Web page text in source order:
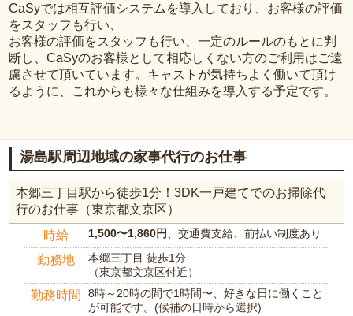
CaSyでは相互評価システムを導入しており、お客様の評価
をスタッフも行い、
お客様の評価をスタッフも行い、一定のルールのもとに判
断し、CaSyのお客様として相応しくない方のご利用はご遠
慮させて頂いています。キャストが気持ちよく働いて頂け
るように、これからも様々な仕組みを導入する予定です。
湯島駅周辺地域の家事代行のお仕事
本郷三丁目駅から徒歩1分！3DK一戸建てでのお掃除代
行のお仕事（東京都文京区）
時給 1,500〜1,860円、交通費支給、前払い制度あり
勤務地
本郷三丁目 徒歩1分
（東京都文京区付近）
勤務時間
8時～20時の間で1時間〜、好きな日に働くこと
が可能です。(候補の日時から選択)